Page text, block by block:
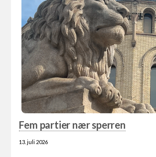
Fem partier nær sperren
13. juli 2026